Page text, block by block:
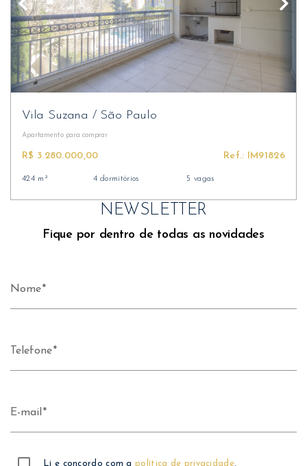
Vila Suzana / São Paulo
Apartamento para comprar
R$ 3.280.000,00 Ref.: IM91826
424 m² 4 dormitórios 5 vagas
NEWSLETTER
Fique por dentro de todas as novidades
Nome
Telefone
E-mail
Li e concordo com apolítica de privacidade.